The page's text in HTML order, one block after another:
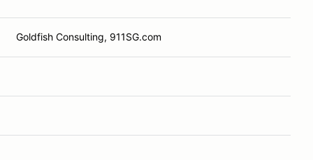
Goldfish Consulting, 911SG.com